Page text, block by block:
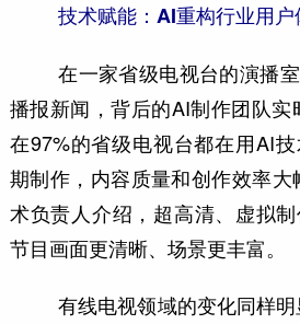
技术赋能：AI重构行业用户
在一家省级电视台的演播室
播报新闻，背后的AI制作团队实
在97%的省级电视台都在用AI
期制作，内容质量和创作效率大
术负责人介绍，超高清、虚拟
节目画面更清晰、场景更丰富。
有线电视领域的变化同样明